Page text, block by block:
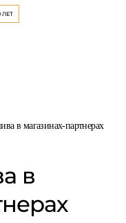
в магазинах-партнерах
в